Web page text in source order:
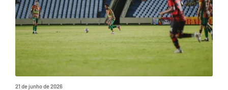
21 de junho de 2026